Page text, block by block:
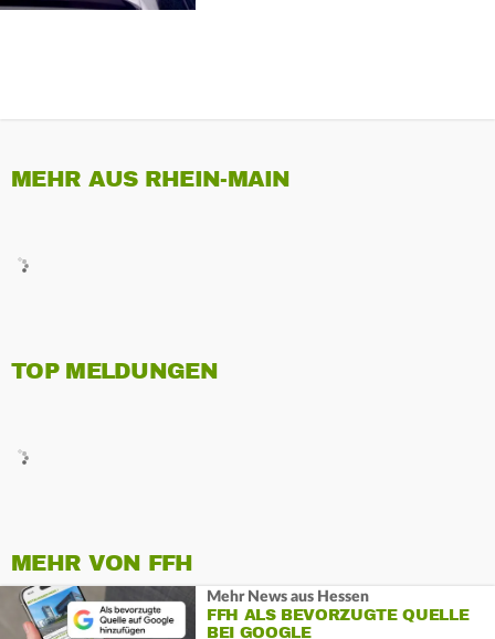
MEHR AUS RHEIN-MAIN
TOP MELDUNGEN
MEHR VON FFH
Mehr News aus Hessen
FFH ALS BEVORZUGTE QUELLE
BEI GOOGLE